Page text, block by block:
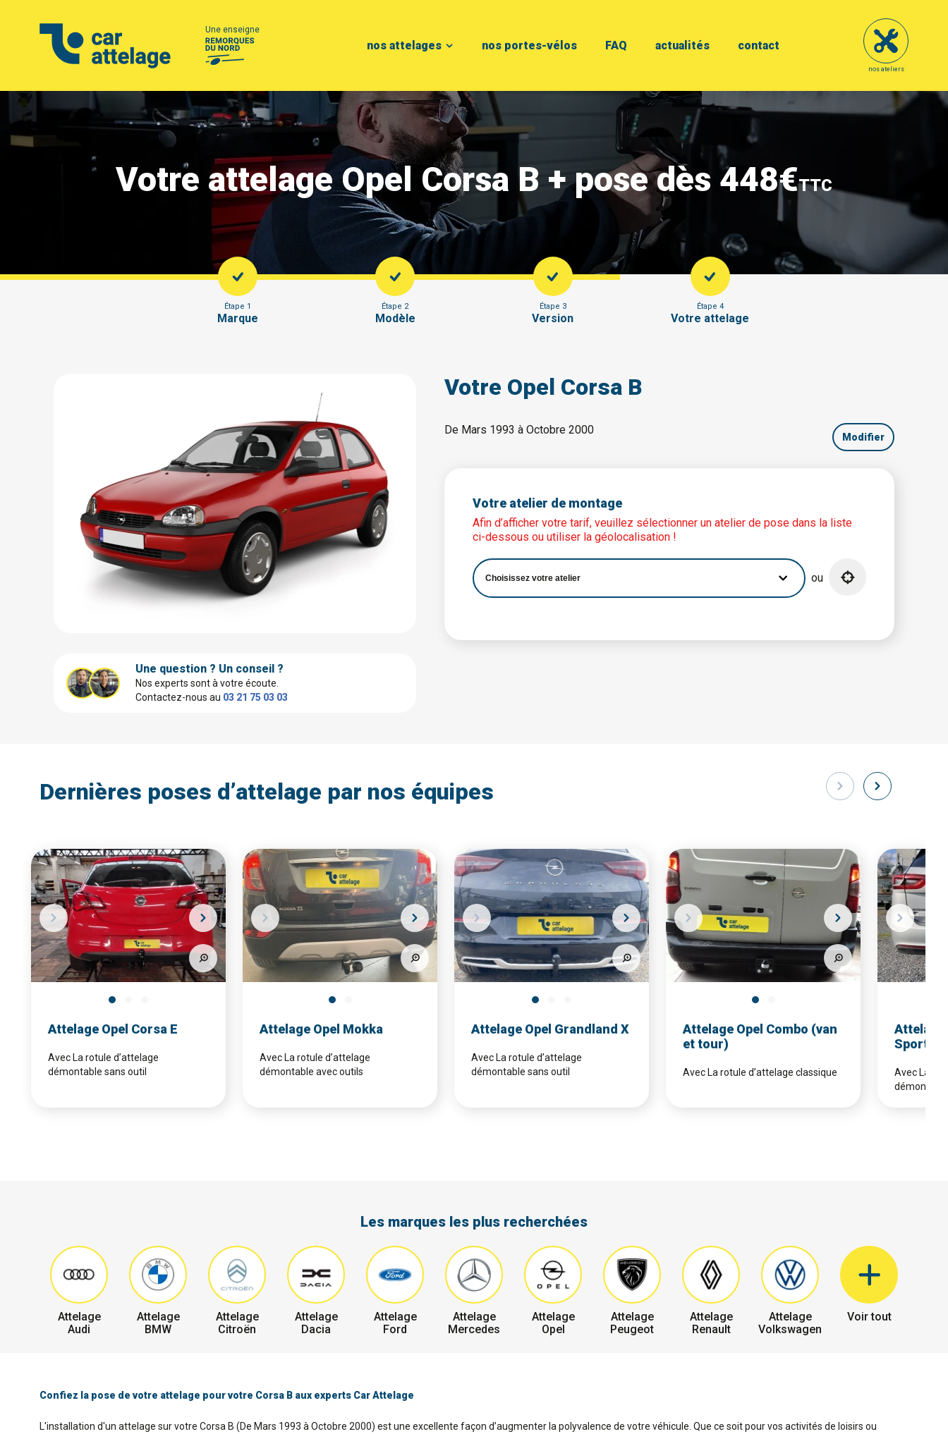
Une enseigne
nos attelages nos portes-vélos FAQ actualités contact
nos ateliers
Votre attelage Opel Corsa B + pose dès 448€TTC
Étape 1
Marque
Étape 2
Modèle
Étape 3
Version
Étape 4
Votre attelage
Une question ? Un conseil ?
Nos experts sont à votre écoute.
Contactez-nous au 03 21 75 03 03
Votre Opel Corsa B
De Mars 1993 à Octobre 2000
Modifier
Votre atelier de montage
Afin d’afficher votre tarif, veuillez sélectionner un atelier de pose dans la liste
ci-dessous ou utiliser la géolocalisation !
ou
Dernières poses d’attelage par nos équipes
Attelage Opel Corsa E
Avec La rotule d’attelage
démontable sans outil
Attelage Opel Mokka
Avec La rotule d’attelage
démontable avec outils
Attelage Opel Grandland X
Avec La rotule d’attelage
démontable sans outil
Attelage Opel Combo (van
et tour)
Avec La rotule d’attelage classique
Attelage
Sports
Avec La
Les marques les plus recherchées
Attelage
Audi
Attelage
BMW
Attelage
Citroën
Attelage
Dacia
Attelage
Ford
Attelage
Mercedes
Attelage
Opel
Attelage
Peugeot
Attelage
Renault
Attelage
Volkswagen
Voir tout
Confiez la pose de votre attelage pour votre Corsa B aux experts Car Attelage
L'installation d'un attelage sur votre Corsa B (De Mars 1993 à Octobre 2000) est une excellente façon d’augmenter la polyvalence de votre véhicule. Que ce soit pour vos activités de loisirs ou